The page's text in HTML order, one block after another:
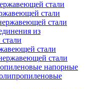
стали
стали
стали
из
стали
стали
напорные